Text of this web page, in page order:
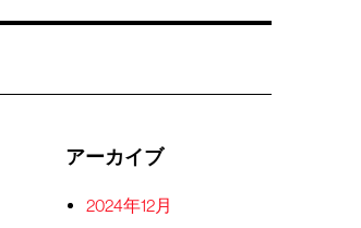
アーカイブ
2024年12月